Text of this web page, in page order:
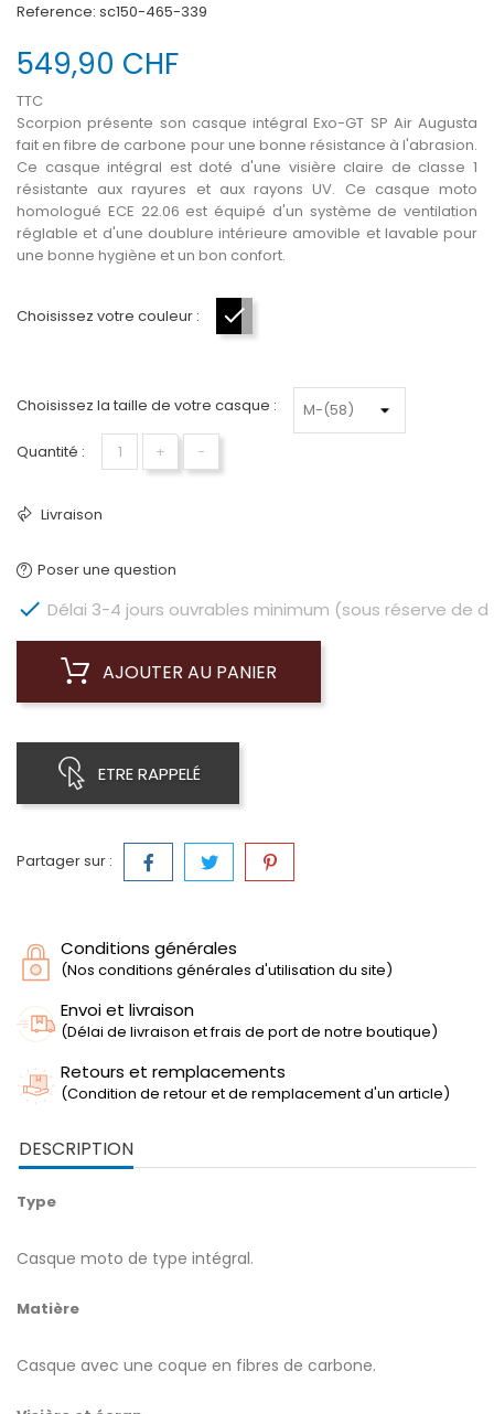
Reference: sc150-465-339
549,90 CHF
TTC
Scorpion présente son casque intégral Exo-GT SP Air Augusta
fait en fibre de carbone pour une bonne résistance à l'abrasion.
Ce casque intégral est doté d'une visière claire de classe 1
résistante aux rayures et aux rayons UV. Ce casque moto
homologué ECE 22.06 est équipé d'un système de ventilation
réglable et d'une doublure intérieure amovible et lavable pour
une bonne hygiène et un bon confort.
Choisissez votre couleur :
Choisissez la taille de votre casque :
Quantité : + −
Livraison
Poser une question
 Délai 3-4 jours ouvrables minimum (sous réserve de
AJOUTER AU PANIER
ETRE RAPPELÉ
Partager sur :
Conditions générales
(Nos conditions générales d'utilisation du site)
Envoi et livraison
(Délai de livraison et frais de port de notre boutique)
Retours et remplacements
(Condition de retour et de remplacement d'un article)
DESCRIPTION
Type
Casque moto de type intégral.
Matière
Casque avec une coque en fibres de carbone.